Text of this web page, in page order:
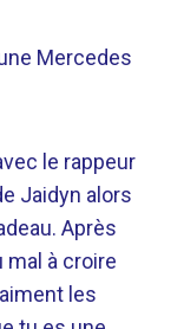
Mercedes
le rappeur
Jaidyn alors
Après
mal à croire
les